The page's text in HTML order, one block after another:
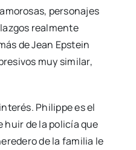
personajes
realmente
de Jean Epstein
muy similar,
Philippe es el
huir de la policía que
de la familia le